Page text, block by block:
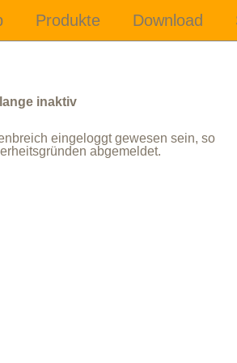
inaktiv
eingeloggt gewesen sein, so
abgemeldet.